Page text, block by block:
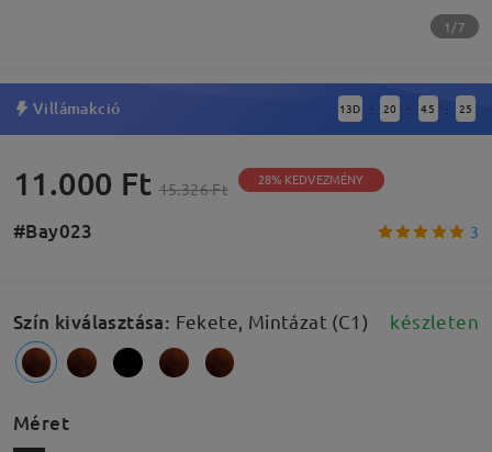
1/7
Villámakció 13D : 20 : 45 : 24
11.000 Ft 15.326 Ft 28% KEDVEZMÉNY
#Bay023 3
Szín kiválasztása: Fekete, Mintázat (C1) készleten
Méret